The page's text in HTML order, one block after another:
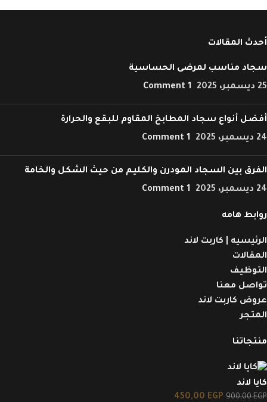
أحدث المقالات
سجاد مناسب لمرضى الحساسية
25 ديسمبر، 2025
1 Comment
أفضل أنواع سجاد المطابخ المقاوم للبقع والحرارة
24 ديسمبر، 2025
1 Comment
الفرق بين السجاد المودرن والكليم من حيث الشكل والخامة
24 ديسمبر، 2025
1 Comment
روابط هامه
الرئيسيه | كاربت لاند
المقالات
التوظيف
تواصل معنا
عروض كاربت لاند
المتجر
منتجاتنا
كايا لاند
900,00EGP
450,00 EGP